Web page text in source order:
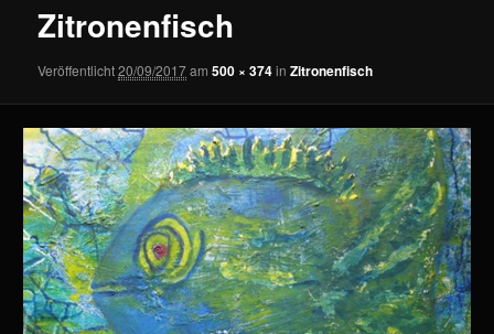
Zitronenfisch
Veröffentlicht20/09/2017am500 × 374inZitronenfisch